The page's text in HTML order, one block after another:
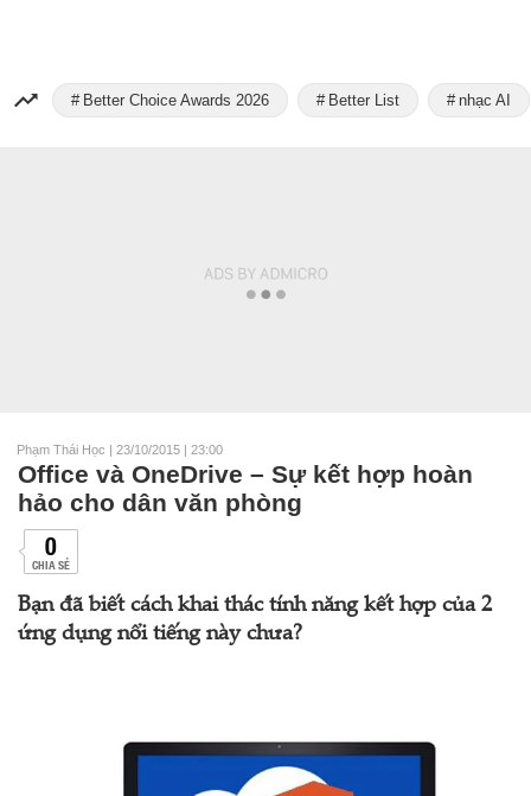
Better Choice Awards 2026 Better List nhạc AI
Phạm Thái Học | 23/10/2015 | 23:00
Office và OneDrive – Sự kết hợp hoàn
hảo cho dân văn phòng
0
CHIA SẺ
Bạn đã biết cách khai thác tính năng kết hợp của 2
ứng dụng nổi tiếng này chưa?